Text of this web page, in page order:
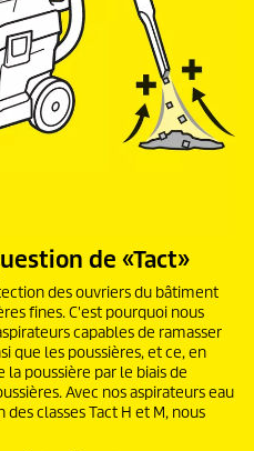
de «Tact»
des ouvriers du bâtiment
fines. C'est pourquoi nous
capables de ramasser
que les poussières, et ce, en
poussière par le biais de
Avec nos aspirateurs eau
classes Tact H et M, nous